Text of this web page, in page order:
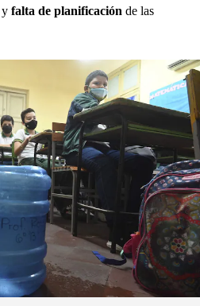
y falta de planificación de las